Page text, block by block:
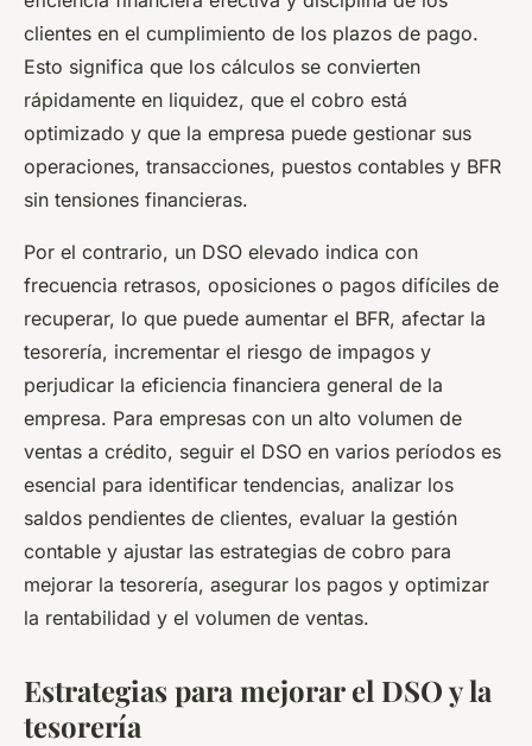
clientes en el cumplimiento de los plazos de pago.
Esto significa que los cálculos se convierten
rápidamente en liquidez, que el cobro está
optimizado y que la empresa puede gestionar sus
operaciones, transacciones, puestos contables y BFR
sin tensiones financieras.
Por el contrario, un DSO elevado indica con
frecuencia retrasos, oposiciones o pagos difíciles de
recuperar, lo que puede aumentar el BFR, afectar la
tesorería, incrementar el riesgo de impagos y
perjudicar la eficiencia financiera general de la
empresa. Para empresas con un alto volumen de
ventas a crédito, seguir el DSO en varios períodos es
esencial para identificar tendencias, analizar los
saldos pendientes de clientes, evaluar la gestión
contable y ajustar las estrategias de cobro para
mejorar la tesorería, asegurar los pagos y optimizar
la rentabilidad y el volumen de ventas.
Estrategias para mejorar el DSO y la
tesorería